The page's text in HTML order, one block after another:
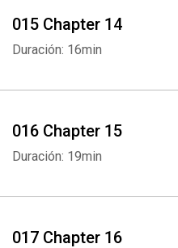
015 Chapter 14
Duración: 16min
016 Chapter 15
Duración: 19min
017 Chapter 16